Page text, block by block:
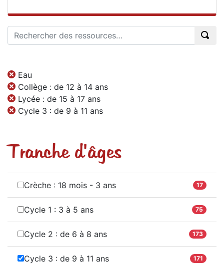
Eau
Collège : de 12 à 14 ans
Lycée : de 15 à 17 ans
Cycle 3 : de 9 à 11 ans
Tranche d'âges
Crèche : 18 mois - 3 ans 17
Cycle 1 : 3 à 5 ans 75
Cycle 2 : de 6 à 8 ans 173
Cycle 3 : de 9 à 11 ans 171